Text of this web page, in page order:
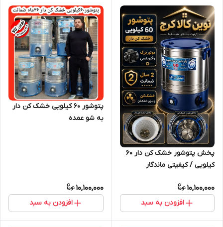
پخش پتوشور خشک کن دار ۶۰
کیلویی / کیفیتی ماندگار
10,100,000
افزودن به سبد
پتوشور 60 کیلویی خشک کن دار
به شو عمده
10,100,000
افزودن به سبد